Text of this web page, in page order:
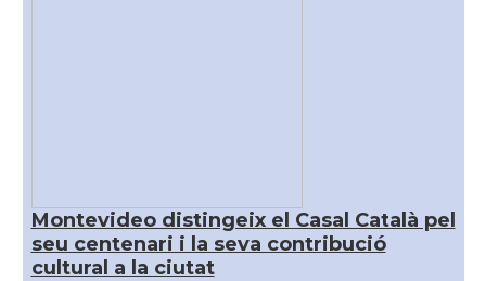
Montevideo distingeix el Casal Català pel
seu centenari i la seva contribució
cultural a la ciutat